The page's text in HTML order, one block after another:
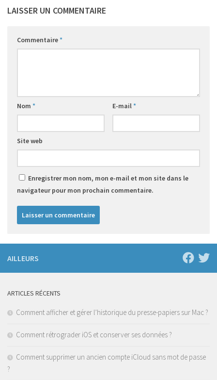
LAISSER UN COMMENTAIRE
Commentaire*
Nom * E-mail*
Site web
Enregistrer mon nom, mon e-mail et mon site dans le
navigateur pour mon prochain commentaire.
AILLEURS
ARTICLES RÉCENTS
Comment afficher et gérer l’historique du presse-papiers sur Mac ?
Comment rétrograder iOS et conserver ses données ?
Comment supprimer un ancien compte iCloud sans mot de passe
?